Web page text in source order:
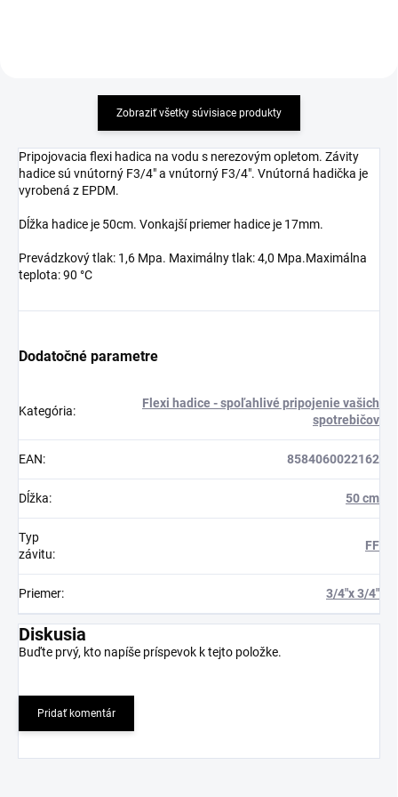
Zobraziť všetky súvisiace produkty
Pripojovacia flexi hadica na vodu s nerezovým opletom. Závity
hadice sú vnútorný F3/4" a vnútorný F3/4". Vnútorná hadička je
vyrobená z EPDM.
Dĺžka hadice je 50cm. Vonkajší priemer hadice je 17mm.
Prevádzkový tlak: 1,6 Mpa. Maximálny tlak: 4,0 Mpa.Maximálna
teplota: 90 °C
Dodatočné parametre
Kategória:
Flexi hadice - spoľahlivé pripojenie vašich
spotrebičov
EAN: 8584060022162
Dĺžka: 50 cm
Typ
závitu:
FF
Priemer: 3/4"x 3/4"
Diskusia
Buďte prvý, kto napíše príspevok k tejto položke.
Pridať komentár